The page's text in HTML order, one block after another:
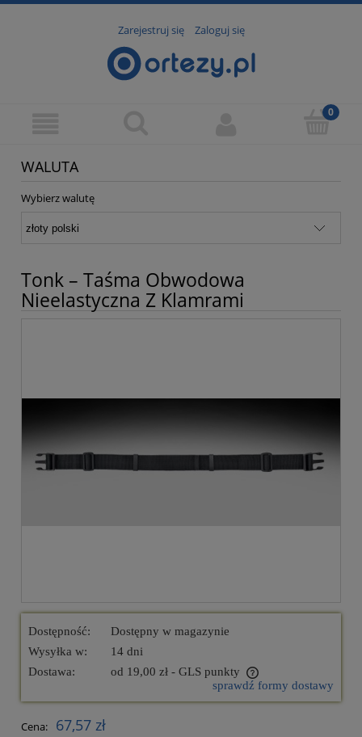
Zarejestruj się Zaloguj się
WALUTA
Wybierz walutę
Tonk – Taśma Obwodowa
Nieelastyczna Z Klamrami
Dostępność:
Dostępny w magazynie
Wysyłka w:
14 dni
Dostawa:
od 19,00 zł - GLS punkty
Cena nie zawiera ewentualnych kosztów płatnościsprawdź formy dostawy
Cena: 67,57 zł